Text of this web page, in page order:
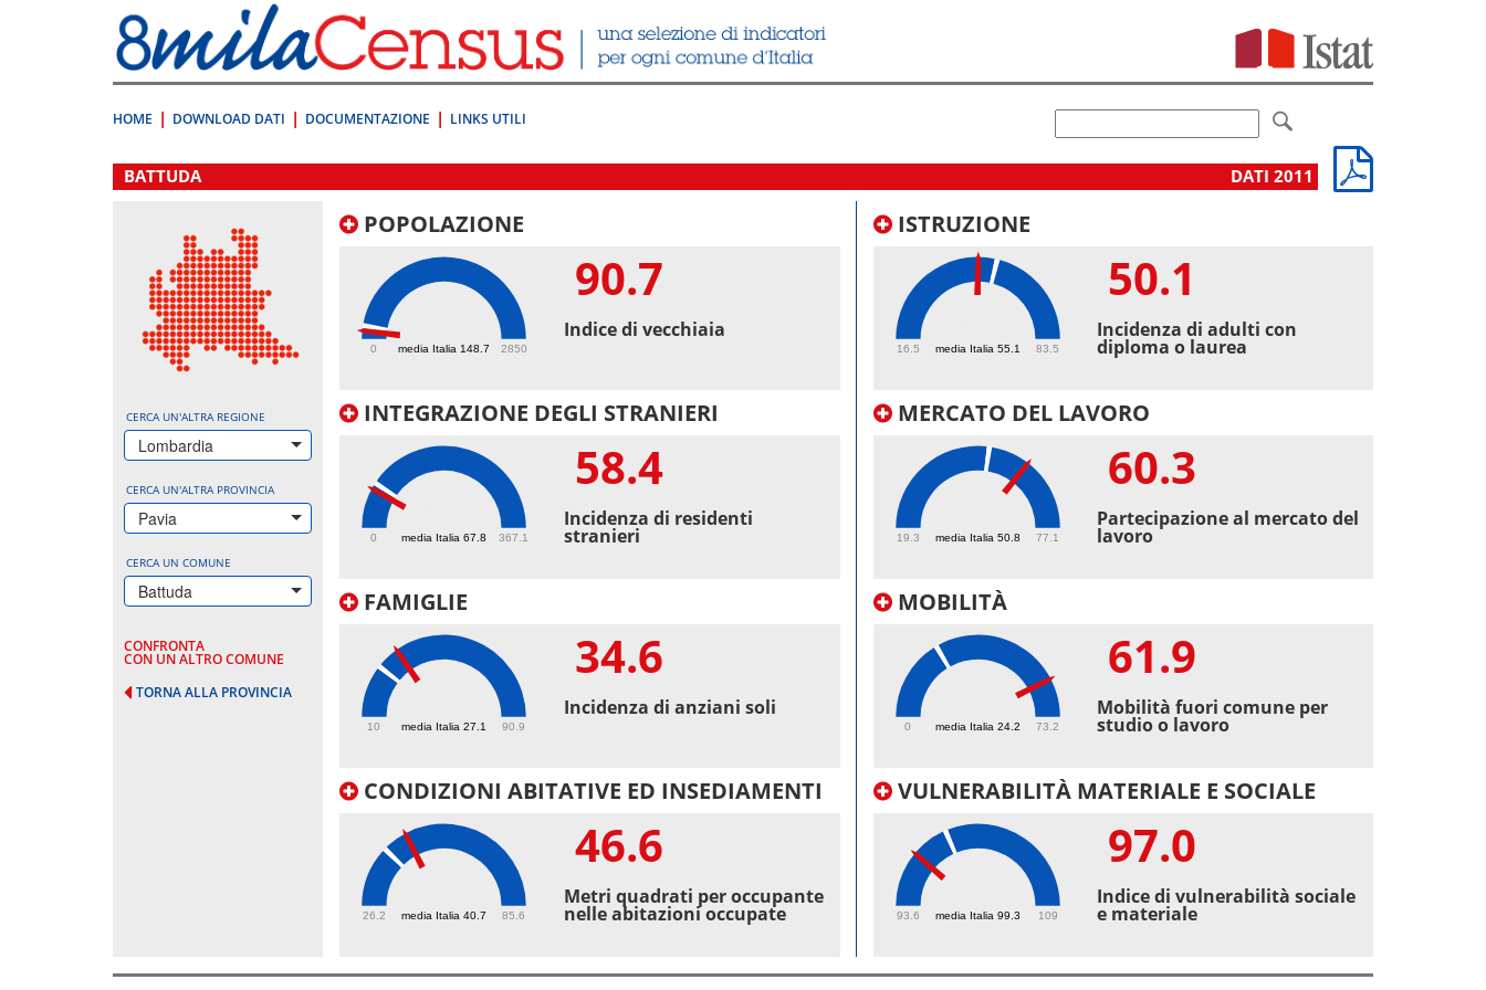
direttamente
a:
Contenuto
HOME DOWNLOAD DATI DOCUMENTAZIONE LINKS UTILI
.
BATTUDA DATI 2011
CERCA UN'ALTRA REGIONE
Lombardia
CERCA UN'ALTRA PROVINCIA
Pavia
CERCA UN COMUNE
Battuda
CONFRONTA
CON UN ALTRO COMUNE
TORNA ALLA PROVINCIA
POPOLAZIONE
media Italia 148.7
0 2850
90.7
Indice di vecchiaia
INTEGRAZIONE DEGLI STRANIERI
media Italia 67.8
0 367.1
58.4
Incidenza di residenti
stranieri
FAMIGLIE
media Italia 27.1
10 90.9
34.6
Incidenza di anziani soli
CONDIZIONI ABITATIVE ED INSEDIAMENTI
media Italia 40.7
26.2 85.6
46.6
Metri quadrati per occupante
nelle abitazioni occupate
ISTRUZIONE
media Italia 55.1
16.5 83.5
50.1
Incidenza di adulti con
diploma o laurea
MERCATO DEL LAVORO
media Italia 50.8
19.3 77.1
60.3
Partecipazione al mercato del
lavoro
MOBILITÀ
media Italia 24.2
0 73.2
61.9
Mobilità fuori comune per
studio o lavoro
VULNERABILITÀ MATERIALE E SOCIALE
media Italia 99.3
93.6 109
97.0
Indice di vulnerabilità sociale
e materiale